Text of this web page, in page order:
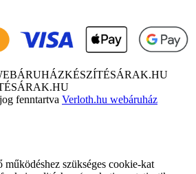
fenntartva Verloth.hu webáruház
szükséges cookie-kat